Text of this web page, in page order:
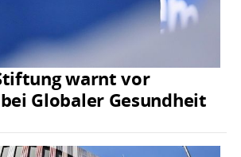
warnt vor
Globaler Gesundheit